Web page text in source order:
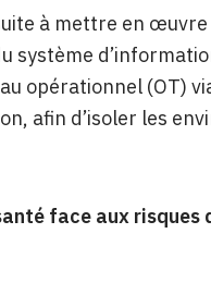
à mettre en
système
opérationnel (OT)
afin d’isoler les
face aux risques